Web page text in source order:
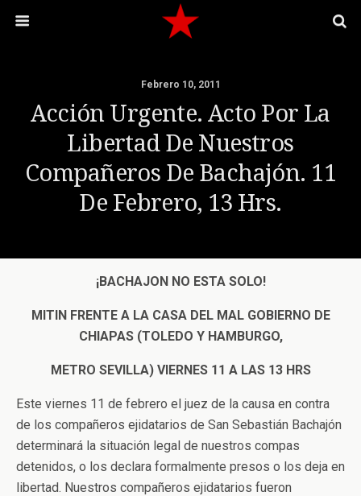
Febrero 10, 2011
Acción Urgente. Acto Por La
Libertad De Nuestros
Compañeros De Bachajón. 11
De Febrero, 13 Hrs.
¡BACHAJON NO ESTA SOLO!
MITIN FRENTE A LA CASA DEL MAL GOBIERNO DE
CHIAPAS (TOLEDO Y HAMBURGO,
METRO SEVILLA) VIERNES 11 A LAS 13 HRS
Este viernes 11 de febrero el juez de la causa en contra
de los compañeros ejidatarios de San Sebastián Bachajón
determinará la situación legal de nuestros compas
detenidos, o los declara formalmente presos o los deja en
libertad. Nuestros compañeros ejidatarios fueron